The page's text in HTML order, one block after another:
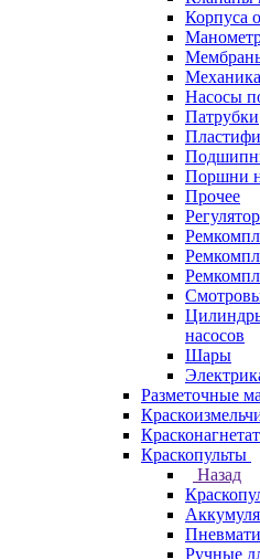
Корпуса
Насосы
Патрубки
Поршни
Прочее
насосов
Шары
Разметочные
Краскопульты
Назад
Ручные